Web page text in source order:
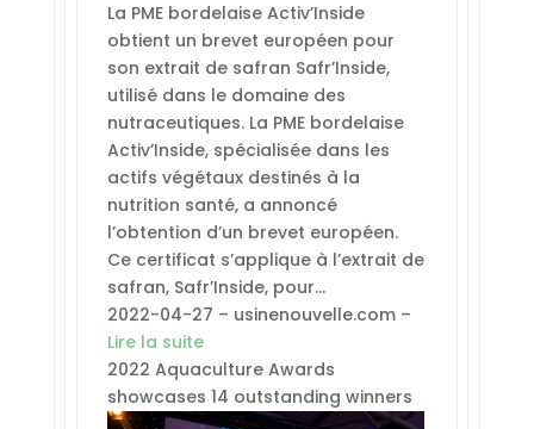
La PME bordelaise Activ’Inside
obtient un brevet européen pour
son extrait de safran Safr’Inside,
utilisé dans le domaine des
nutraceutiques. La PME bordelaise
Activ’Inside, spécialisée dans les
actifs végétaux destinés à la
nutrition santé, a annoncé
l’obtention d’un brevet européen.
Ce certificat s’applique à l’extrait de
safran, Safr’Inside, pour…
2022-04-27 – usinenouvelle.com –
Lire la suite
2022 Aquaculture Awards
showcases 14 outstanding winners